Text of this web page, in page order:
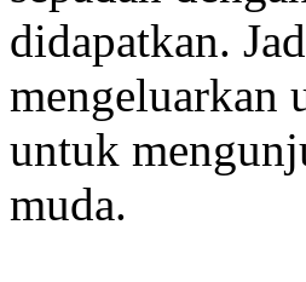
didapatkan.
mengeluarkan
untuk
muda.